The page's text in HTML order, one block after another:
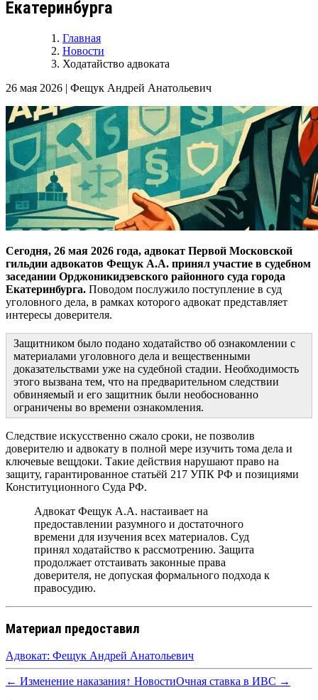
Екатеринбурга
Главная
Новости
Ходатайство адвоката
26 мая 2026 | Фещук Андрей Анатольевич
Сегодня, 26 мая 2026 года, адвокат Первой Московской
гильдии адвокатов Фещук А.А. принял участие в судебном
заседании Орджоникидзевского районного суда города
Екатеринбурга. Поводом послужило поступление в суд
уголовного дела, в рамках которого адвокат представляет
интересы доверителя.
Защитником было подано ходатайство об ознакомлении с
материалами уголовного дела и вещественными
доказательствами уже на судебной стадии. Необходимость
этого вызвана тем, что на предварительном следствии
обвиняемый и его защитник были необоснованно
ограничены во времени ознакомления.
Следствие искусственно сжало сроки, не позволив
доверителю и адвокату в полной мере изучить тома дела и
ключевые вещдоки. Такие действия нарушают право на
защиту, гарантированное статьёй 217 УПК РФ и позициями
Конституционного Суда РФ.
Адвокат Фещук А.А. настаивает на
предоставлении разумного и достаточного
времени для изучения всех материалов. Суд
принял ходатайство к рассмотрению. Защита
продолжает отстаивать законные права
доверителя, не допуская формального подхода к
правосудию.
Материал предоставил
Адвокат: Фещук Андрей Анатольевич
← Изменение наказания↑ НовостиОчная ставка в ИВС →